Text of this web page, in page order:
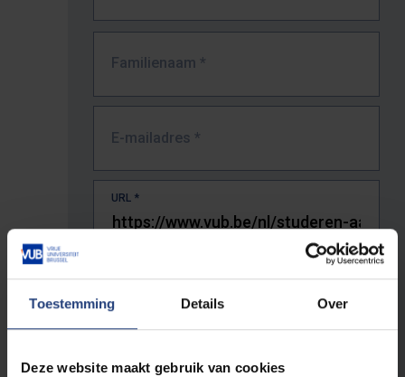
Toestemming Details Over
Deze website maakt gebruik van cookies
Familienaam *
E-mailadres *
URL *
De volledige URL van de pagina waar je de fout zag.